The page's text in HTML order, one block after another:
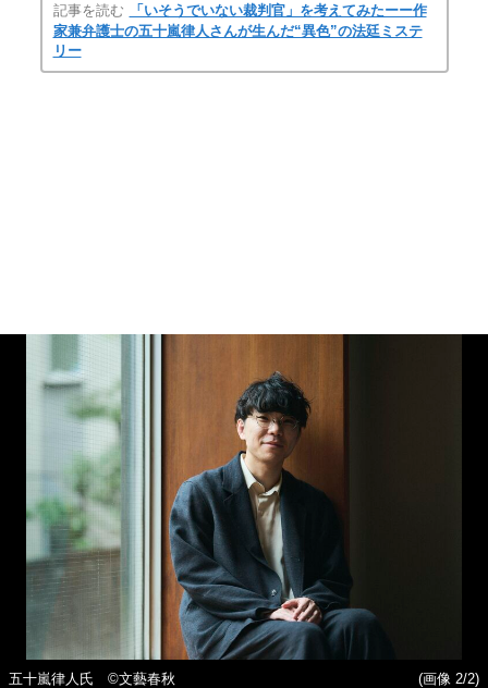
記事を読む
「いそうでいない裁判官」を考えてみたーー作
家兼弁護士の五十嵐律人さんが生んだ“異色”の法廷ミステ
リー
五十嵐律人氏 ©文藝春秋 (画像 2/2)